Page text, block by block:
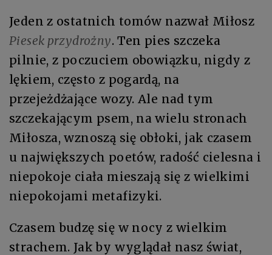
Jeden z ostatnich tomów nazwał Miłosz
Piesek przydrożny. Ten pies szczeka
pilnie, z poczuciem obowiązku, nigdy z
lękiem, często z pogardą, na
przejeżdżające wozy. Ale nad tym
szczekającym psem, na wielu stronach
Miłosza, wznoszą się obłoki, jak czasem
u największych poetów, radość cielesna i
niepokoje ciała mieszają się z wielkimi
niepokojami metafizyki.
Czasem budzę się w nocy z wielkim
strachem. Jak by wyglądał nasz świat,